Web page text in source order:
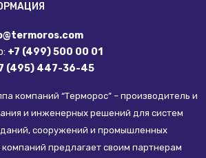
+7 (499) 500 00 01
(495) 447-36-45
компаний “Терморос” – производитель и
и инженерных решений для систем
сооружений и промышленных
предлагает своим партнерам